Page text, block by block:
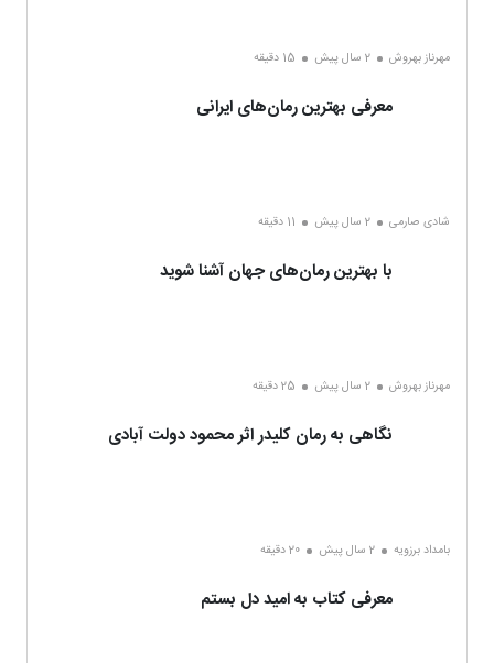
مهرناز بهروش 2 سال پیش 15 دقیقه
معرفی بهترین رمان‌های ایرانی
شادی صارمی 2 سال پیش 11 دقیقه
با بهترین رمان‌های جهان آشنا شوید
مهرناز بهروش 2 سال پیش 25 دقیقه
نگاهی به رمان کلیدر اثر محمود دولت آبادی
بامداد برزویه 2 سال پیش 20 دقیقه
معرفی کتاب به امید دل بستم